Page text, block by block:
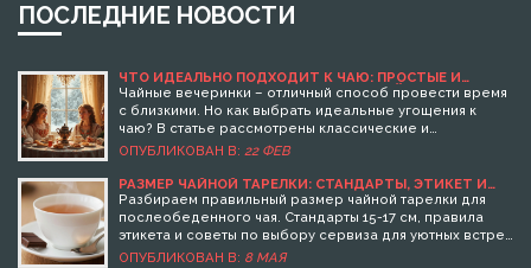
ПОСЛЕДНИЕ НОВОСТИ
ЧТО ИДЕАЛЬНО ПОДХОДИТ К ЧАЮ: ПРОСТЫЕ И
ВКУСНЫЕ ИДЕИ ДЛЯ УГОЩЕНИЯ ГОСТЕЙ
Чайные вечеринки – отличный способ провести время
с близкими. Но как выбрать идеальные угощения к
чаю? В статье рассмотрены классические и
оригинальные идеи, которые порадуют ваших гостей и
помогут сделать чайное застолье запоминающимся.
ОПУБЛИКОВАН В: 22 ФЕВ
РАЗМЕР ЧАЙНОЙ ТАРЕЛКИ: СТАНДАРТЫ, ЭТИКЕТ И
КАК ВЫБРАТЬ ИДЕАЛЬНУЮ ДЛЯ ПОСЛЕОБЕДЕННОГО
Разбираем правильный размер чайной тарелки для
послеобеденного чая. Стандарты 15-17 см, правила
этикета и советы по выбору сервиза для уютных встреч
с гостями.
ОПУБЛИКОВАН В: 8 МАЯ